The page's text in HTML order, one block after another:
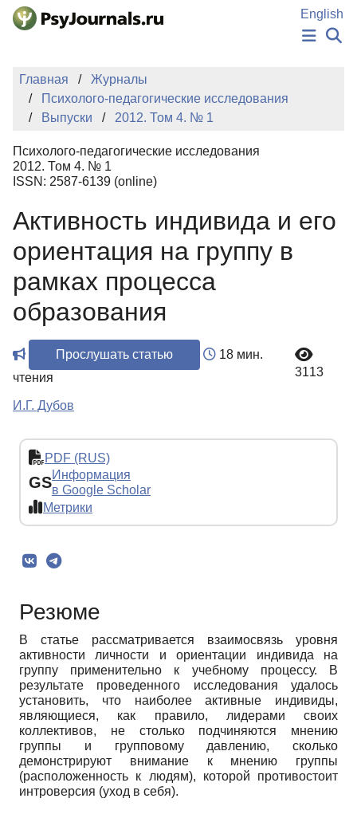
Перейти к основному содержанию
English
НОВОСТИ
АВТОРЫ
КЛЮЧЕВЫЕ СЛОВА
Регистрация
Главная
Журналы
Психолого-педагогические исследования
Выпуски
2012. Том 4. № 1
Психолого-педагогические исследования
2012. Том 4. № 1
ISSN: 2587-6139 (online)
Активность индивида и его
ориентация на группу в
рамках процесса
образования
Прослушать статью
18 мин.
чтения
3113
И.Г. Дубов
PDF (RUS)
GSИнформация
в Google Scholar
Метрики
Резюме
В статье рассматривается взаимосвязь уровня
активности личности и ориентации индивида на
группу применительно к учебному процессу. В
результате проведенного исследования удалось
установить, что наиболее активные индивиды,
являющиеся, как правило, лидерами своих
коллективов, не столько подчиняются мнению
группы и групповому давлению, сколько
демонстрируют внимание к мнению группы
(расположенность к людям), которой противостоит
интроверсия (уход в себя).